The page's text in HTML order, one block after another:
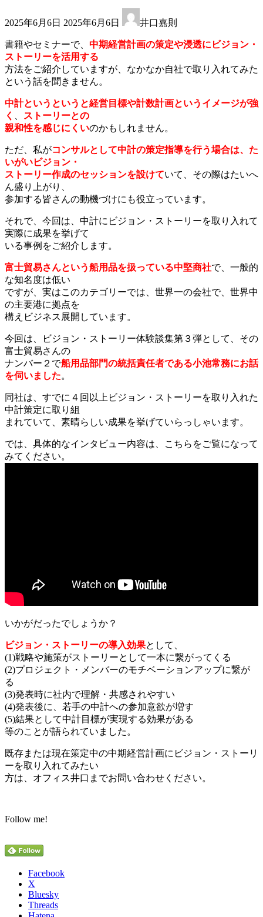
2025年6月6日 終
新
日
時
:
2025年6月6日 井口嘉則
書籍やセミナーで、 中期経営計画の策定や浸透にビジョン・
ストーリーを活用する
方法をご紹介していますが、なかなか自社で取り入れてみた
という話を聞きません。
中計というというと経営目標や計数計画というイメージが強
く
ストーリーとの
親和性を感じにくいのかもしれません。
ただ、私がコンサルとして中計の策定指導を行う場合は、た
いがいビジョン・
ストーリー作成のセッションを設けていて、その際はたいへ
ん盛り上がり、
参加する皆さんの動機づけにも役立っています。
それで、今回は、中計にビジョン・ストーリーを取り入れて
実際に成果を挙げて
いる事例をご紹介します。
富士貿易さんという船用品を扱っている中堅商社で、一般的
な知名度は低い
ですが、実はこのカテゴリーでは、世界一の会社で、世界中
の主要港に拠点を
構えビジネス展開しています。
今回は、ビジョン・ストーリー体験談集第３弾として、その
富士貿易さんの
ナンバー２で船用品部門の統括責任者である小池常務にお話
を伺いました。
同社は、すでに４回以上ビジョン・ストーリーを取り入れた
中計策定に取り組
まれていて、素晴らしい成果を挙げていらっしゃいます。
では、具体的なインタビュー内容は、こちらをご覧になって
みてください。
いかがだったでしょうか？
ビジョン・ストーリーの導入効果として、
(1)戦略や施策がストーリーとして一本に繋がってくる
(2)プロジェクト・メンバーのモチベーションアップに繋が
る
(3)発表時に社内で理解・共感されやすい
(4)発表後に、若手の中計への参加意欲が増す
(5)結果として中計目標が実現する効果がある
等のことが語られていました。
既存または現在策定中の中期経営計画にビジョン・ストーリ
ーを取り入れてみたい
方は、オフィス井口までお問い合わせください。
Follow me!
Facebook
X
Bluesky
Threads